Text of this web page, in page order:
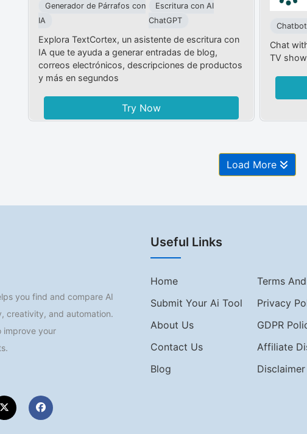
Generador de Párrafos con
IA
Escritura con AI
ChatGPT
Explora TextCortex, un asistente de escritura con
IA que te ayuda a generar entradas de blog,
correos electrónicos, descripciones de productos
y más en segundos
Try Now
Chat
TV
Load More
you find and compare AI
creativity, and automation.
improve your
Useful Links
Home
Terms
Submit Your Ai Tool
Privacy
About Us
GDPR
Contact Us
Affiliate
Blog
Disclaimer